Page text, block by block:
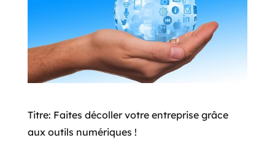
Titre: Faites décoller votre entreprise grâce
aux outils numériques !